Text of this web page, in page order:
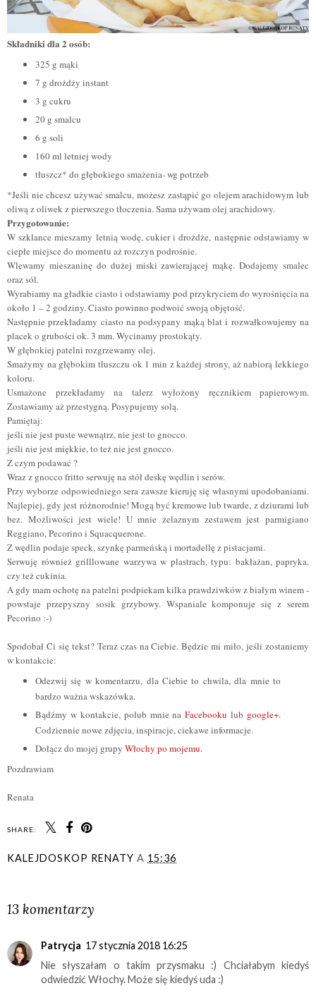
Składniki dla 2 osób:
325 g mąki
7 g drożdży instant
3 g cukru
20 g smalcu
6 g soli
160 ml letniej wody
tłuszcz* do głębokiego smażenia- wg potrzeb
*Jeśli nie chcesz używać smalcu, możesz zastąpić go olejem arachidowym lub
oliwą z oliwek z pierwszego tłoczenia. Sama używam olej arachidowy.
Przygotowanie:
W szklance mieszamy letnią wodę, cukier i drożdże, następnie odstawiamy w
ciepłe miejsce do momentu aż rozczyn podrośnie.
Wlewamy mieszaninę do dużej miski zawierającej mąkę. Dodajemy smalec
oraz sól.
Wyrabiamy na gładkie ciasto i odstawiamy pod przykryciem do wyrośnięcia na
około 1 – 2 godziny. Ciasto powinno podwoić swoją objętość.
Następnie przekładamy ciasto na podsypany mąką blat i rozwałkowujemy na
placek o grubości ok. 3 mm. Wycinamy prostokąty.
W głębokiej patelni rozgrzewamy olej.
Smażymy na głębokim tłuszczu ok 1 min z każdej strony, aż nabiorą lekkiego
koloru.
Usmażone przekładamy na talerz wyłożony ręcznikiem papierowym.
Zostawiamy aż przestygną. Posypujemy solą.
Pamiętaj:
jeśli nie jest puste wewnątrz, nie jest to gnocco.
jeśli nie jest miękkie, to też nie jest gnocco.
Z czym podawać ?
Wraz z gnocco fritto serwuję na stół deskę wędlin i serów.
Przy wyborze odpowiedniego sera zawsze kieruję się własnymi upodobaniami.
Najlepiej, gdy jest różnorodnie! Mogą być kremowe lub twarde, z dziurami lub
bez. Możliwości jest wiele! U mnie żelaznym zestawem jest parmigiano
Reggiano, Pecorino i Squacquerone.
Z wędlin podaje speck, szynkę parmeńską i mortadellę z pistacjami.
Serwuję również grilllowane warzywa w plastrach, typu: bakłażan, papryka,
czy też cukinia.
A gdy mam ochotę na patelni podpiekam kilka prawdziwków z białym winem -
powstaje przepyszny sosik grzybowy. Wspaniale komponuje się z serem
Pecorino :-)
Spodobał Ci się tekst? Teraz czas na Ciebie. Będzie mi miło, jeśli zostaniemy
w kontakcie:
Odezwij się w komentarzu, dla Ciebie to chwila, dla mnie to
bardzo ważna wskazówka.
Bądźmy w kontakcie, polub mnie naFacebooku lub google+.
Codziennie nowe zdjęcia, inspiracje, ciekawe informacje.
Dołącz do mojej grupy Włochy po mojemu.
Pozdrawiam
Renata
SHARE:
KALEJDOSKOP RENATY A 15:36
13 komentarzy
Patrycja 17 stycznia 2018 16:25
Nie słyszałam o takim przysmaku :) Chciałabym kiedyś
odwiedzić Włochy. Może się kiedyś uda :)